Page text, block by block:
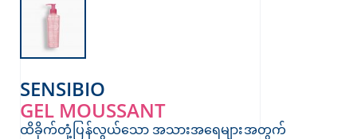
SENSIBIO
GEL MOUSSANT
ထိခိုက်တုံ့ပြန်လွယ်သော အသားအရေများအတွက်